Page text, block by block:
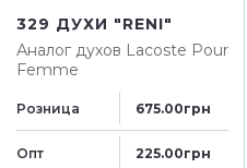
329 ДУХИ "RENI"
Аналог духов Lacoste Pour
Femme
Розница 675.00грн
Опт 225.00грн